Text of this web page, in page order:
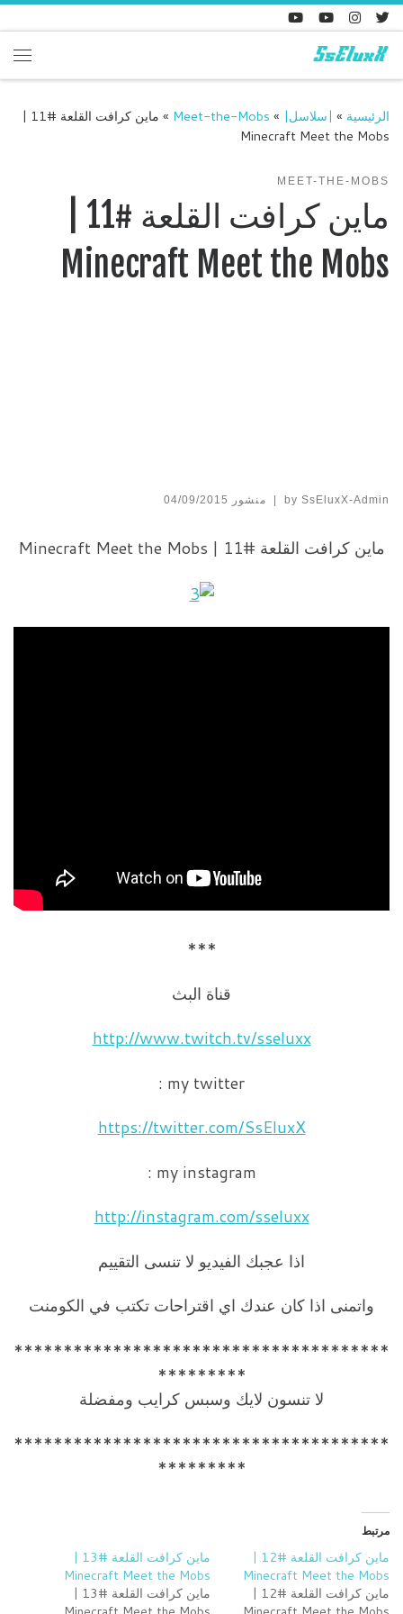
Skip to content
الرئيسية » |سلاسل| »
Meet-the-Mobs
»
ماين كرافت القلعة #11 |
Minecraft Meet the Mobs
MEET-THE-MOBS
Minecraft Meet the Mobs
by SsEluxX-Admin
| منشور 04/09/2015
ماين كرافت القلعة #11 | Minecraft Meet the Mobs
***
قناة البث
http://www.twitch.tv/sseluxx
my twitter :
https://twitter.com/SsEluxX
my instagram :
http://instagram.com/sseluxx
اذا عجبك الفيديو لا تنسى التقييم
واتمنى اذا كان عندك اي اقتراحات تكتب في الكومنت
**************************************
**­*******
لا تنسون لايك وسبس كرايب ومفضلة
**************************************
**­*******
مرتبط
ماين كرافت القلعة #12 |
Minecraft Meet the Mobs
ماين كرافت القلعة #12 |
ماين كرافت القلعة #13 |
Minecraft Meet the Mobs
ماين كرافت القلعة #13 |